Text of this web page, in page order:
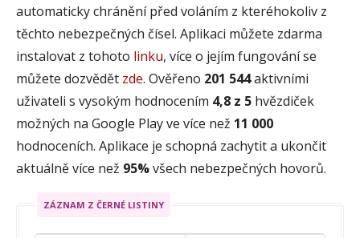
automaticky chránění před voláním z kteréhokoliv z
těchto nebezpečných čísel. Aplikaci můžete zdarma
instalovat z tohoto linku, více o jejím fungování se
můžete dozvědět zde. Ověřeno 201 544aktivními
uživateli s vysokým hodnocením 4,8 z 5 hvězdiček
možných na Google Play ve více než 11 000
hodnoceních. Aplikace je schopná zachytit a ukončit
aktuálně více než 95%všech nebezpečných hovorů.
ZÁZNAM Z ČERNÉ LISTINY